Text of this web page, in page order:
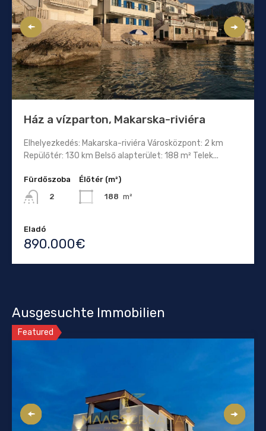
Ház a vízparton, Makarska-riviéra
Elhelyezkedés: Makarska-riviéra Városközpont: 2 km
Repülőtér: 130 km Belső alapterület: 188 m² Telek...
Fürdőszoba
2
Élőtér (m²)
188 m²
Eladó
890.000€
Ausgesuchte Immobilien
Featured